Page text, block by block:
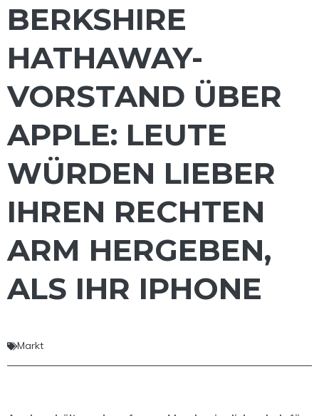
BERKSHIRE
HATHAWAY-
VORSTAND ÜBER
APPLE: LEUTE
WÜRDEN LIEBER
IHREN RECHTEN
ARM HERGEBEN,
ALS IHR IPHONE
Markt